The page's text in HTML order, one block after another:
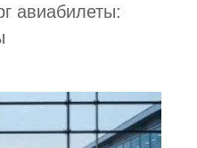
авиабилеты: